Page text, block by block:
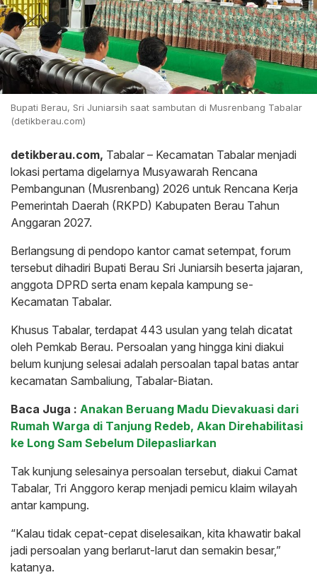
Bupati Berau, Sri Juniarsih saat sambutan di Musrenbang Tabalar
(detikberau.com)
detikberau.com, Tabalar – Kecamatan Tabalar menjadi
lokasi pertama digelarnya Musyawarah Rencana
Pembangunan (Musrenbang) 2026 untuk Rencana Kerja
Pemerintah Daerah (RKPD) Kabupaten Berau Tahun
Anggaran 2027.
Berlangsung di pendopo kantor camat setempat, forum
tersebut dihadiri Bupati Berau Sri Juniarsih beserta jajaran,
anggota DPRD serta enam kepala kampung se-
Kecamatan Tabalar.
Khusus Tabalar, terdapat 443 usulan yang telah dicatat
oleh Pemkab Berau. Persoalan yang hingga kini diakui
belum kunjung selesai adalah persoalan tapal batas antar
kecamatan Sambaliung, Tabalar-Biatan.
Baca Juga : Anakan Beruang Madu Dievakuasi dari
Rumah Warga di Tanjung Redeb, Akan Direhabilitasi
ke Long Sam Sebelum Dilepasliarkan
Tak kunjung selesainya persoalan tersebut, diakui Camat
Tabalar, Tri Anggoro kerap menjadi pemicu klaim wilayah
antar kampung.
“Kalau tidak cepat-cepat diselesaikan, kita khawatir bakal
jadi persoalan yang berlarut-larut dan semakin besar,”
katanya.